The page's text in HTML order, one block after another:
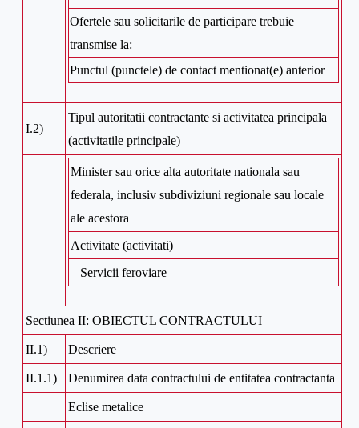
Ofertele sau solicitarile de participare trebuie
transmise la:
Punctul (punctele) de contact mentionat(e) anterior
I.2)
Tipul autoritatii contractante si activitatea principala
(activitatile principale)
Minister sau orice alta autoritate nationala sau
federala, inclusiv subdiviziuni regionale sau locale
ale acestora
Activitate (activitati)
– Servicii feroviare
Sectiunea II: OBIECTUL CONTRACTULUI
II.1) Descriere
II.1.1) Denumirea data contractului de entitatea contractanta
Eclise metalice